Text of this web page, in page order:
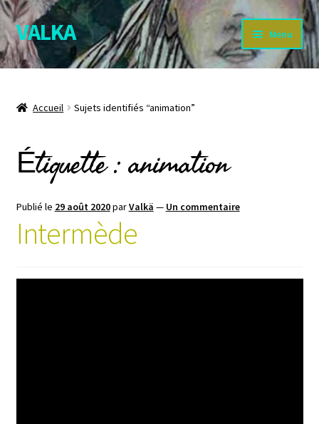
Aller
à
la
Aller
au
contenu
VALKA Menu
Accueil
À travers la forêt : la boutique
About Valka
Affreschi : le « Buon Fresco »
Accueil Sujets identifiés “animation”
Étiquette :animation
Publié le 29 août 2020parValkä — Un commentaire
Intermède